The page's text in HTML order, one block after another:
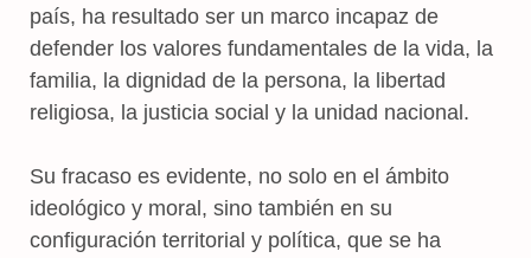
país, ha resultado ser un marco incapaz de
defender los valores fundamentales de la vida, la
familia, la dignidad de la persona, la libertad
religiosa, la justicia social y la unidad nacional.
Su fracaso es evidente, no solo en el ámbito
ideológico y moral, sino también en su
configuración territorial y política, que se ha